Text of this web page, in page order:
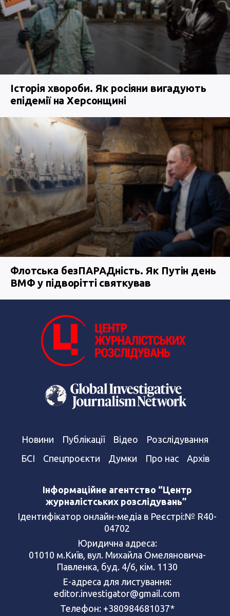
Історія хвороби. Як росіяни вигадують
епідемії на Херсонщині
Флотська безПАРАДність. Як Путін день
ВМФ у підворітті святкував
Новини Публікації Відео
Розслідування
БСІ
Спецпроєкти Думки Про нас Архів
Інформаційне агентство “Центр
журналістських розслідувань”
Ідентифікатор онлайн-медіа в Реєстрі:№ R40-
04702
Юридична адреса:
01010 м.Київ, вул. Михайла Омеляновича-
Павленка, буд. 4/6, кім. 1130
Е-адреса для листування:
editor.investigator@gmail.com
Телефон: +380984681037*